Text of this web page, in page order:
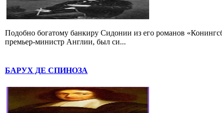
Подобно богатому банкиру Сидонии из его романов
премьер-министр Англии, был си...
БАРУХ ДЕ СПИНОЗА